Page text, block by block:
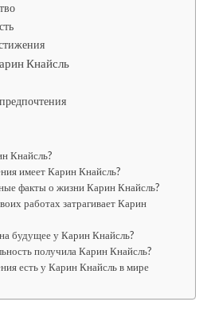
Кнайсль
Кнайсль?
имеет Карин Кнайсль?
факты о жизни Карин Кнайсль?
работах затрагивает Карин
будущее у Карин Кнайсль?
получила Карин Кнайсль?
есть у Карин Кнайсль в мире